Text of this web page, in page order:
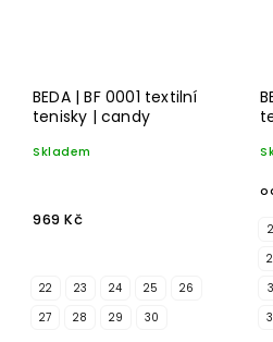
BEDA | BF 0001 textilní
tenisky | candy
Skladem
969 Kč
22 23 24 25 26
27 28 29 30